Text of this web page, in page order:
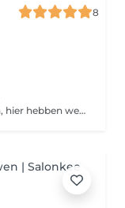
8
Kort haar boven de schouder. Geen Boblijn, hier hebben we meer tijd voor nodig.